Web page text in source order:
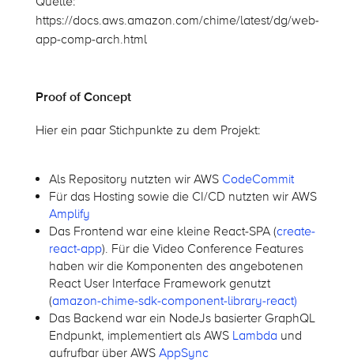
https://docs.aws.amazon.com/chime/latest/dg/web-
app-comp-arch.html
Proof of Concept
Hier ein paar Stichpunkte zu dem Projekt:
Als Repository nutzten wir AWS CodeCommit
Für das Hosting sowie die CI/CD nutzten wir AWS
Amplify
Das Frontend war eine kleine React-SPA (create-
react-app). Für die Video Conference Features
haben wir die Komponenten des angebotenen
React User Interface Framework genutzt
(amazon-chime-sdk-component-library-react)
Das Backend war ein NodeJs basierter GraphQL
Endpunkt, implementiert als AWS Lambda und
aufrufbar über AWS AppSync